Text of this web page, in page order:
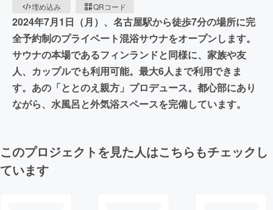
埋め込み
QRコード
2024年7月1日（月）、名古屋駅から徒歩7分の場所に完
全予約制のプライベート混浴サウナをオープンします。
サウナの本場であるフィンランドと同様に、家族や友
人、カップルでも利用可能。最大6人まで利用できま
す。あの「ととのえ親方」プロデュース。都心部にあり
ながら、水風呂と外気浴スペースを完備しています。
このプロジェクトを見た人はこちらもチェックし
ています